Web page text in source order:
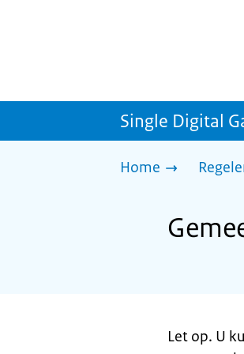
Single Digital
Home
Let op. U